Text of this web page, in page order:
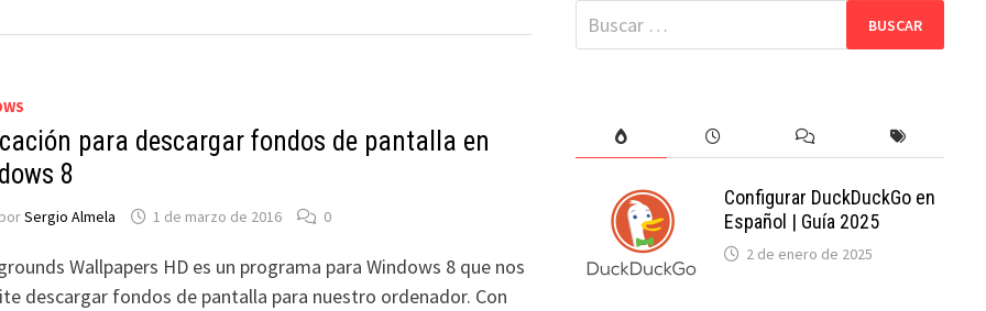
para descargar fondos de pantalla en
8
porSergio Almela 1 de marzo de 2016 0
Wallpapers HD es un programa para Windows 8 que nos
descargar fondos de pantalla para nuestro ordenador. Con
Buscar:
Configurar DuckDuckGo en
Español | Guía 2025
2 de enero de 2025